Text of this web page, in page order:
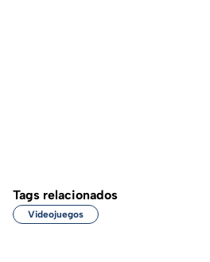
Tags relacionados
Videojuegos